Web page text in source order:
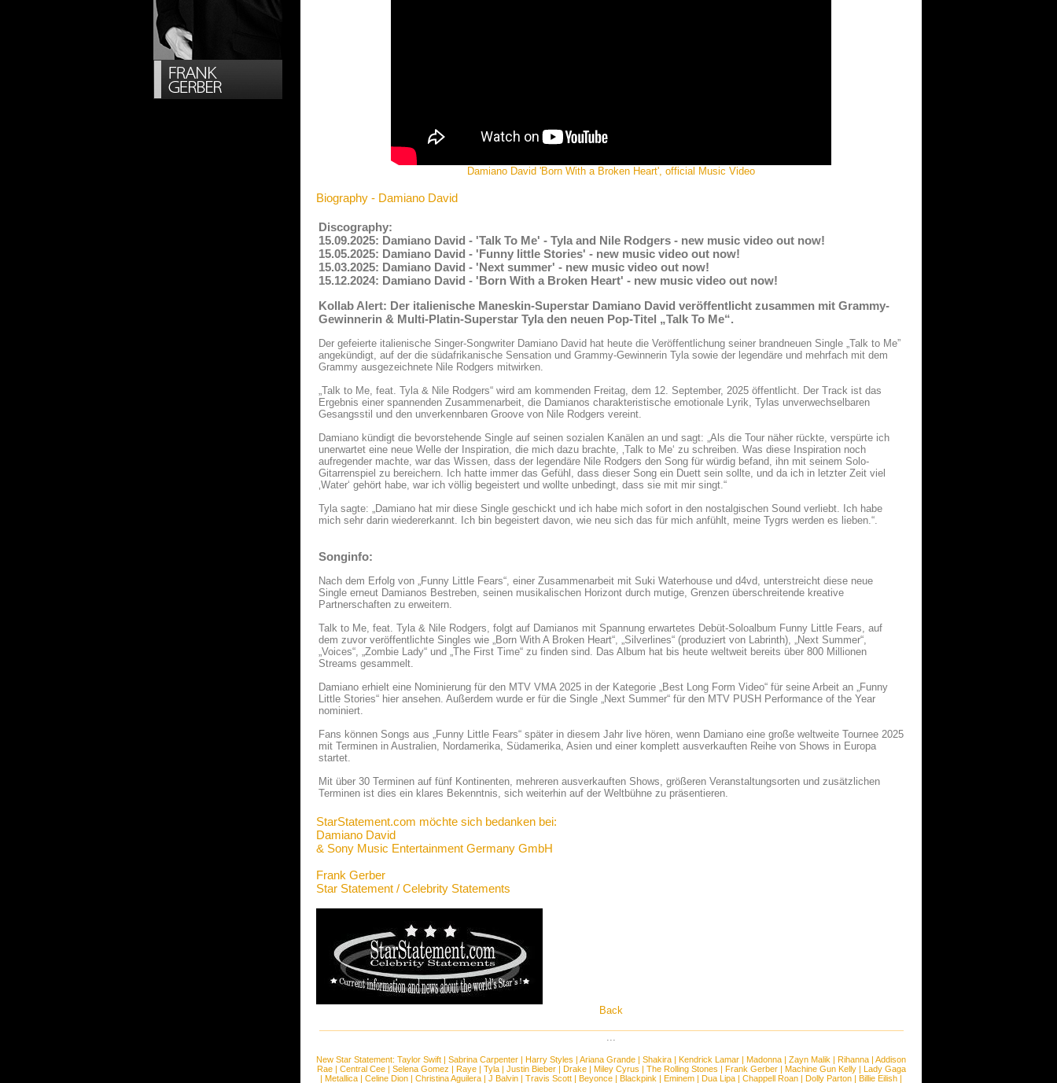
Damiano David 'Born With a Broken Heart', official Music Video
Biography - Damiano David
Discography:
15.09.2025: Damiano David - 'Talk To Me' - Tyla and Nile Rodgers - new music video out now!
15.05.2025: Damiano David - 'Funny little Stories' - new music video out now!
15.03.2025: Damiano David - 'Next summer' - new music video out now!
15.12.2024: Damiano David - 'Born With a Broken Heart' - new music video out now!
Kollab Alert: Der italienische Maneskin-Superstar Damiano David veröffentlicht zusammen mit Grammy-
Gewinnerin & Multi-Platin-Superstar Tyla den neuen Pop-Titel „Talk To Me“.
Der gefeierte italienische Singer-Songwriter Damiano David hat heute die Veröffentlichung seiner brandneuen Single „Talk to Me”
angekündigt, auf der die südafrikanische Sensation und Grammy-Gewinnerin Tyla sowie der legendäre und mehrfach mit dem
Grammy ausgezeichnete Nile Rodgers mitwirken.
„Talk to Me, feat. Tyla & Nile Rodgers“ wird am kommenden Freitag, dem 12. September, 2025 öffentlicht. Der Track ist das
Ergebnis einer spannenden Zusammenarbeit, die Damianos charakteristische emotionale Lyrik, Tylas unverwechselbaren
Gesangsstil und den unverkennbaren Groove von Nile Rodgers vereint.
Damiano kündigt die bevorstehende Single auf seinen sozialen Kanälen an und sagt: „Als die Tour näher rückte, verspürte ich
unerwartet eine neue Welle der Inspiration, die mich dazu brachte, ‚Talk to Me‘ zu schreiben. Was diese Inspiration noch
aufregender machte, war das Wissen, dass der legendäre Nile Rodgers den Song für würdig befand, ihn mit seinem Solo-
Gitarrenspiel zu bereichern. Ich hatte immer das Gefühl, dass dieser Song ein Duett sein sollte, und da ich in letzter Zeit viel
‚Water‘ gehört habe, war ich völlig begeistert und wollte unbedingt, dass sie mit mir singt.“
Tyla sagte: „Damiano hat mir diese Single geschickt und ich habe mich sofort in den nostalgischen Sound verliebt. Ich habe
mich sehr darin wiedererkannt. Ich bin begeistert davon, wie neu sich das für mich anfühlt, meine Tygrs werden es lieben.“.
Songinfo:
Nach dem Erfolg von „Funny Little Fears“, einer Zusammenarbeit mit Suki Waterhouse und d4vd, unterstreicht diese neue
Single erneut Damianos Bestreben, seinen musikalischen Horizont durch mutige, Grenzen überschreitende kreative
Partnerschaften zu erweitern.
Talk to Me, feat. Tyla & Nile Rodgers, folgt auf Damianos mit Spannung erwartetes Debüt-Soloalbum Funny Little Fears, auf
dem zuvor veröffentlichte Singles wie „Born With A Broken Heart“, „Silverlines“ (produziert von Labrinth), „Next Summer“,
„Voices“, „Zombie Lady“ und „The First Time“ zu finden sind. Das Album hat bis heute weltweit bereits über 800 Millionen
Streams gesammelt.
Damiano erhielt eine Nominierung für den MTV VMA 2025 in der Kategorie „Best Long Form Video“ für seine Arbeit an „Funny
Little Stories“ hier ansehen. Außerdem wurde er für die Single „Next Summer“ für den MTV PUSH Performance of the Year
nominiert.
Fans können Songs aus „Funny Little Fears“ später in diesem Jahr live hören, wenn Damiano eine große weltweite Tournee 2025
mit Terminen in Australien, Nordamerika, Südamerika, Asien und einer komplett ausverkauften Reihe von Shows in Europa
startet.
Mit über 30 Terminen auf fünf Kontinenten, mehreren ausverkauften Shows, größeren Veranstaltungsorten und zusätzlichen
Terminen ist dies ein klares Bekenntnis, sich weiterhin auf der Weltbühne zu präsentieren.
StarStatement.com möchte sich bedanken bei:
Damiano David
& Sony Music Entertainment Germany GmbH
Frank Gerber
Star Statement / Celebrity Statements
Back
...
New Star Statement: Taylor Swift | Sabrina Carpenter | Harry Styles | Ariana Grande | Shakira | Kendrick Lamar | Madonna | Zayn Malik | Rihanna | Addison
Rae| Central Cee| Selena Gomez | Raye| Tyla| Justin Bieber| Drake| Miley Cyrus | The Rolling Stones | Frank Gerber| Machine Gun Kelly| Lady Gaga
| Metallica | Celine Dion | Christina Aguilera | J Balvin | Travis Scott | Beyonce | Blackpink | Eminem | Dua Lipa | Chappell Roan | Dolly Parton | Billie Eilish |